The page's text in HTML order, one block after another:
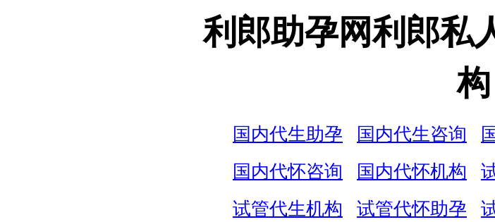
利郎助孕网利郎私
构
国内代生助孕 国内代生咨询
国内代怀咨询
国内代怀机构
试管代生机构
试管代怀助孕